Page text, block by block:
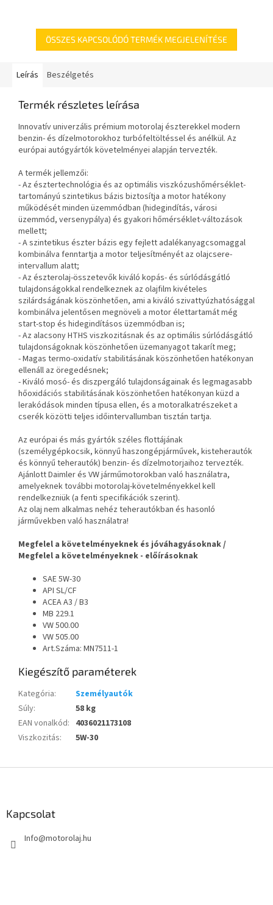
viszkozitási...
ÖSSZES KAPCSOLÓDÓ TERMÉK MEGJELENÍTÉSE
Leírás Beszélgetés
Termék részletes leírása
Innovatív univerzális prémium motorolaj észterekkel modern
benzin- és dízelmotorokhoz turbófeltöltéssel és anélkül. Az
európai autógyártók követelményei alapján tervezték.
A termék jellemzői:
- Az észtertechnológia és az optimális viszkózushőmérséklet-
tartományú szintetikus bázis biztosítja a motor hatékony
működését minden üzemmódban (hidegindítás, városi
üzemmód, versenypálya) és gyakori hőmérséklet-változások
mellett;
- A szintetikus észter bázis egy fejlett adalékanyagcsomaggal
kombinálva fenntartja a motor teljesítményét az olajcsere-
intervallum alatt;
- Az észterolaj-összetevők kiváló kopás- és súrlódásgátló
tulajdonságokkal rendelkeznek az olajfilm kivételes
szilárdságának köszönhetően, ami a kiváló szivattyúzhatósággal
kombinálva jelentősen megnöveli a motor élettartamát még
start-stop és hidegindításos üzemmódban is;
- Az alacsony HTHS viszkozitásnak és az optimális súrlódásgátló
tulajdonságoknak köszönhetően üzemanyagot takarít meg;
- Magas termo-oxidatív stabilitásának köszönhetően hatékonyan
ellenáll az öregedésnek;
- Kiváló mosó- és diszpergáló tulajdonságainak és legmagasabb
hőoxidációs stabilitásának köszönhetően hatékonyan küzd a
lerakódások minden típusa ellen, és a motoralkatrészeket a
cserék közötti teljes időintervallumban tisztán tartja.
Az európai és más gyártók széles flottájának
(személygépkocsik, könnyű haszongépjárművek, kisteherautók
és könnyű teherautók) benzin- és dízelmotorjaihoz tervezték.
Ajánlott Daimler és VW járműmotorokban való használatra,
amelyeknek további motorolaj-követelményekkel kell
rendelkezniük (a fenti specifikációk szerint).
Az olaj nem alkalmas nehéz teherautókban és hasonló
járművekben való használatra!
Megfelel a követelményeknek és jóváhagyásoknak /
Megfelel a követelményeknek - előírásoknak
SAE 5W-30
API SL/CF
ACEA A3 / B3
MB 229.1
VW 500.00
VW 505.00
Art.Száma: MN7511-1
Kiegészítő paraméterek
Kategória:
Személyautók
Súly:
58 kg
EAN vonalkód: 4036021173108
Viszkozitás: 5W-30
Kapcsolat
Info@motorolaj.hu